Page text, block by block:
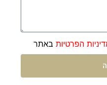
הפרטיות באתר